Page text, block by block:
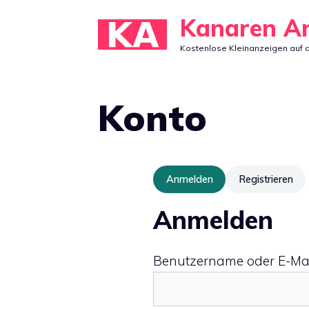
Kanaren
Kostenlose Kleinanzeigen auf
Konto
Anmelden Registrieren
Anmelden
Benutzername oder E-